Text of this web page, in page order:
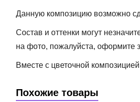
Данную композицию возможно
Состав и оттенки могут
на фото, пожалуйста, оформите
Вместе с цветочной
Похожие товары